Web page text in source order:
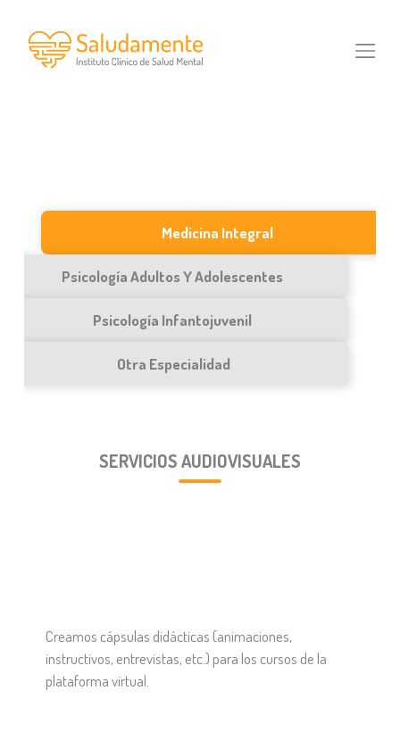
content
Medicina Integral
Psicología Adultos Y Adolescentes
Psicología Infantojuvenil
Otra Especialidad
SERVICIOS AUDIOVISUALES
Creamos cápsulas didácticas (animaciones,
instructivos, entrevistas, etc.) para los cursos de la
plataforma virtual.